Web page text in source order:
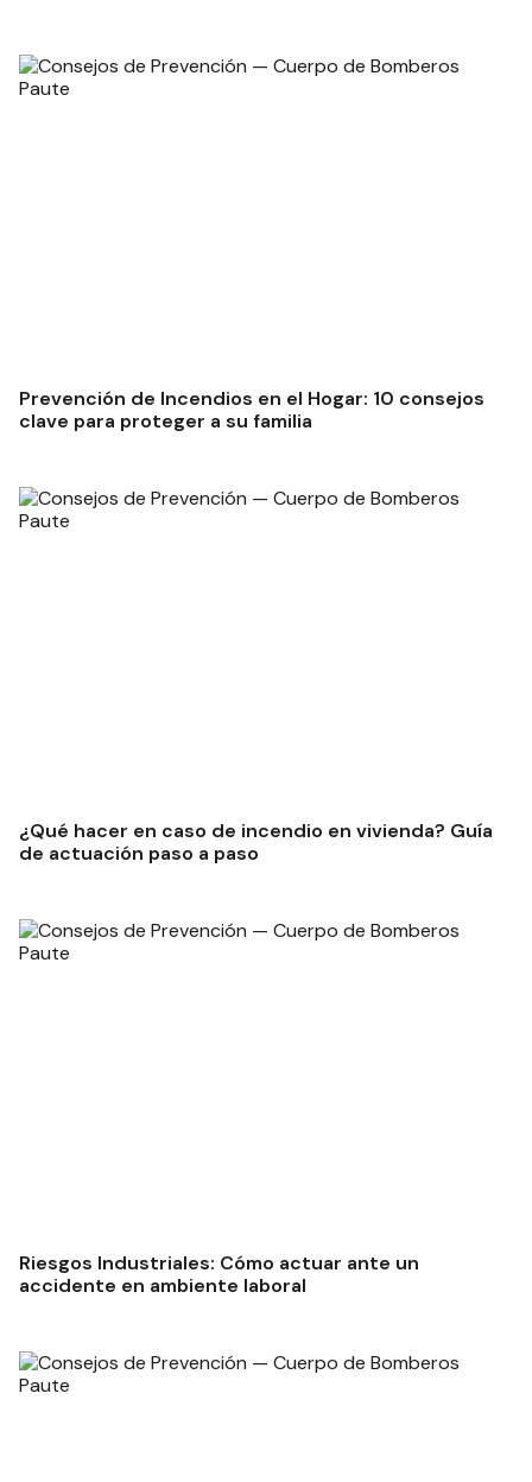
Prevención de Incendios en el Hogar: 10 consejos
clave para proteger a su familia
¿Qué hacer en caso de incendio en vivienda? Guía
de actuación paso a paso
Riesgos Industriales: Cómo actuar ante un
accidente en ambiente laboral